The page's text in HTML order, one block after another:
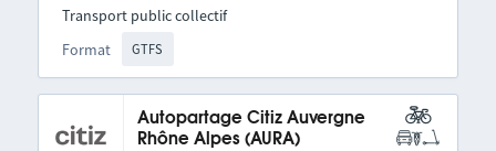
Format GTFS
Transport public collectif
Autopartage Citiz Auvergne
Rhône Alpes (AURA)